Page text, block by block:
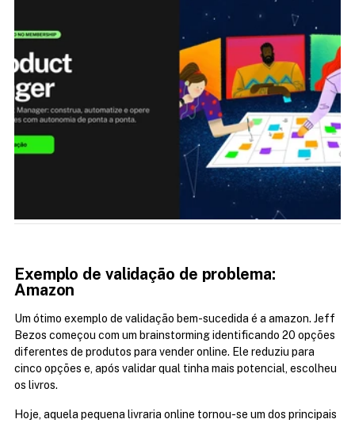
Exemplo de validação de problema:
Amazon
Um ótimo exemplo de validação bem-sucedida é a amazon. Jeff
Bezos começou com um brainstorming identificando 20 opções
diferentes de produtos para vender online. Ele reduziu para
cinco opções e, após validar qual tinha mais potencial, escolheu
os livros.
Hoje, aquela pequena livraria online tornou-se um dos principais